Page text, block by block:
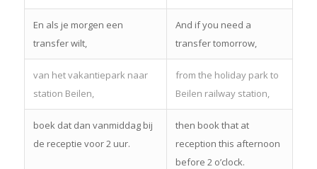
En als je morgen een
transfer wilt,
And if you need a
transfer tomorrow,
van het vakantiepark naar
station Beilen,
from the holiday park to
Beilen railway station,
boek dat dan vanmiddag bij
de receptie voor 2 uur.
then book that at
reception this afternoon
before 2 o’clock.